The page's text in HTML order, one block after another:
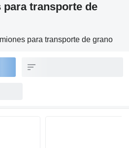
para transporte de
para transporte de grano